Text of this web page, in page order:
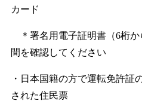
カード
＊署名用電子証明書（6桁か
間を確認してください
・日本国籍の方で運転免許証
された住民票